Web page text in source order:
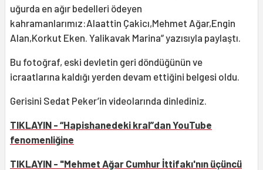
uğurda en ağır bedelleri ödeyen
kahramanlarımız:Alaattin Çakicı,Mehmet Ağar,Engin
Alan,Korkut Eken. Yalikavak Marina” yazısıyla paylaştı.
Bu fotoğraf, eski devletin geri döndüğünün ve
icraatlarına kaldığı yerden devam ettiğini belgesi oldu.
Gerisini Sedat Peker’in videolarında dinlediniz.
TIKLAYIN - “Hapishanedeki kral”dan YouTube
fenomenliğine
TIKLAYIN - "Mehmet Ağar Cumhur İttifakı'nın üçüncü